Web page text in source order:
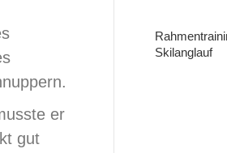
er
gut
Skilanglauf